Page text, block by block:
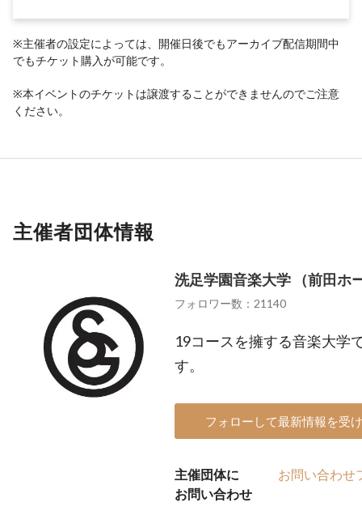
※主催者の設定によっては、開催日後でもアーカイブ配信期間中
でもチケット購入が可能です。
※本イベントのチケットは譲渡することができませんのでご注意
ください。
主催者団体情報
洗足学園音楽大学 （前田ホ
フォロワー数：21140
19コースを擁する音楽大学
す。
フォローして最新情報を受
主催団体に
お問い合わせ
お問い合わせ